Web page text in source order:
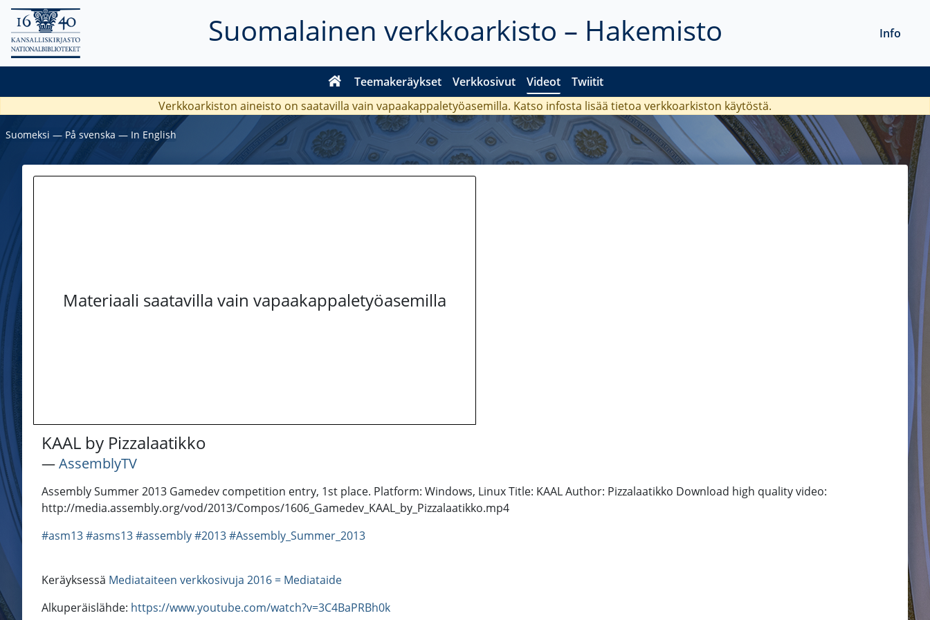
Suomalainen verkkoarkisto – Hakemisto
Teemakeräykset Verkkosivut Videot Twiitit
Info
Verkkoarkiston aineisto on saatavilla vain vapaakappaletyöasemilla. Katso infosta lisää tietoa verkkoarkiston käytöstä.
Suomeksi ― På svenska ― In English
Materiaali saatavilla vain vapaakappaletyöasemilla
KAAL by Pizzalaatikko
―AssemblyTV
Assembly Summer 2013 Gamedev competition entry, 1st place. Platform: Windows, Linux Title: KAAL Author: Pizzalaatikko Download high quality video:
http://media.assembly.org/vod/2013/Compos/1606_Gamedev_KAAL_by_Pizzalaatikko.mp4
#asm13#asms13#assembly#2013#Assembly_Summer_2013
Keräyksessä Mediataiteen verkkosivuja 2016 = Mediataide
Alkuperäislähde: https://www.youtube.com/watch?v=3C4BaPRBh0k